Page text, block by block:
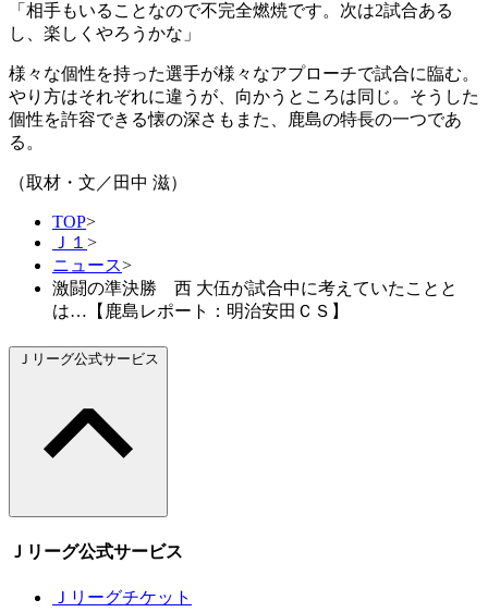
「相手もいることなので不完全燃焼です。次は2試合ある
し、楽しくやろうかな」
様々な個性を持った選手が様々なアプローチで試合に臨む。
やり方はそれぞれに違うが、向かうところは同じ。そうした
個性を許容できる懐の深さもまた、鹿島の特長の一つであ
る。
（取材・文／田中 滋）
TOP>
Ｊ１ >
ニュース>
激闘の準決勝 西 大伍が試合中に考えていたことと
は…【鹿島レポート：明治安田ＣＳ】
Ｊリーグ公式サービス
Ｊリーグ公式サービス
Ｊリーグチケット